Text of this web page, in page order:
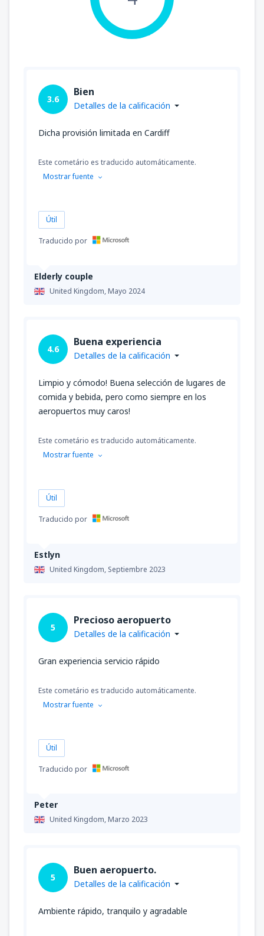
Elderly couple
United Kingdom,Mayo 2024
3.6
Bien
Detalles de la calificación
Dicha provisión limitada en Cardiff
Este cometário es traducido automáticamente.
Mostrar fuente
Útil
Traducido por
Estlyn
United Kingdom, Septiembre 2023
4.6
Buena experiencia
Detalles de la calificación
Limpio y cómodo! Buena selección de lugares de
comida y bebida, pero como siempre en los
aeropuertos muy caros!
Este cometário es traducido automáticamente.
Mostrar fuente
Útil
Traducido por
Peter
United Kingdom,Marzo 2023
5
Precioso aeropuerto
Detalles de la calificación
Gran experiencia servicio rápido
Este cometário es traducido automáticamente.
Mostrar fuente
Útil
Traducido por
5
Buen aeropuerto.
Detalles de la calificación
Ambiente rápido, tranquilo y agradable